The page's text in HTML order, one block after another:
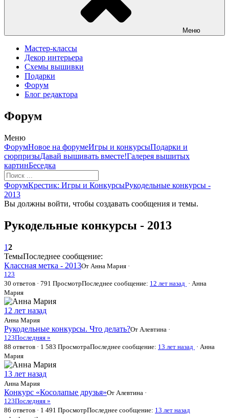
Меню
Мастер-классы
Декор интерьера
Схемы вышивки
Подарки
Форум
Блог редактора
Форум
Меню
Навигация
Форума
ФорумНовое на форумеИгры и конкурсыПодарки и
сюрпризыДавай вышивать вместе!Галерея вышитых
картинБеседка
Форум
breadcrumbs
-
здесь:
ФорумКрестик: Игры и КонкурсыРукодельные конкурсы -
2013
Вы должны войти, чтобы создавать сообщения и темы.
Рукодельные конкурсы - 2013
12
ТемыПоследнее сообщение:
Классная метка - 2013От Анна Мария ·
1 23
30 ответов · 791 ПросмотрПоследнее сообщение: 12 лет назад · Анна
Мария
12 лет назад
Анна Мария
Рукодельные конкурсы. Что делать?От Алевтина ·
1 23Последняя »
88 ответов · 1 583 ПросмотраПоследнее сообщение: 13 лет назад · Анна
Мария
13 лет назад
Анна Мария
Конкурс «Косолапые друзья»От Алевтина ·
1 23Последняя »
86 ответов · 1 491 ПросмотрПоследнее сообщение: 13 лет назад